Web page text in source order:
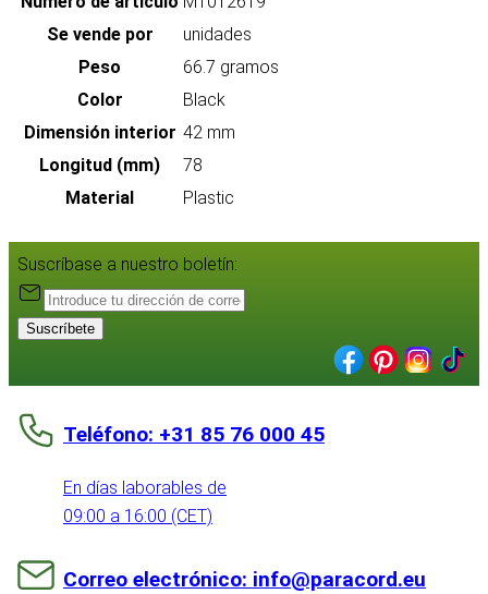
Se vende por
unidades
Peso
66.7 gramos
Color
Black
Dimensión interior 42 mm
Longitud (mm)
78
Material
Plastic
Suscríbase a nuestro boletín:
Suscríbete
Teléfono: +31 85 76 000 45
En días laborables de
09:00 a 16:00 (CET)
Correo electrónico: info@paracord.eu